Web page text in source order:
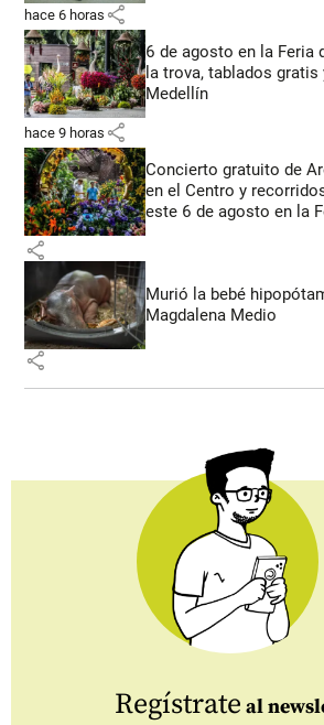
hace 6 horas share
6 de agosto en la Feria
la trova, tablados
Medellín
hace 9 horas share
Concierto gratuito de
en el Centro y
este 6 de agosto en la
share
Murió la bebé
Magdalena Medio
share
Regístrate al